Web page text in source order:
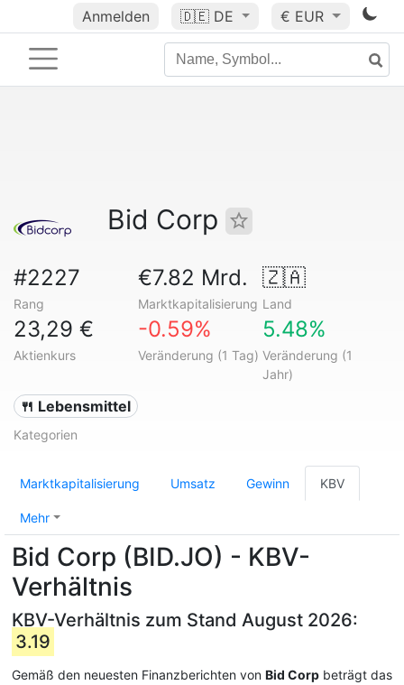
Anmelden 🇩🇪 DE € EUR
Bid Corp
#2227
Rang
€7.82 Mrd.
Marktkapitalisierung
🇿🇦
Land
23,29 €
Aktienkurs
-0.59%
Veränderung (1 Tag)
5.48%
Veränderung (1
Jahr)
🍴 Lebensmittel
Kategorien
Marktkapitalisierung Umsatz Gewinn KBV
Mehr
Bid Corp (BID.JO) - KBV-
Verhältnis
KBV-Verhältnis zum Stand August 2026:
3.19
Gemäß den neuesten Finanzberichten von Bid Corp beträgt das